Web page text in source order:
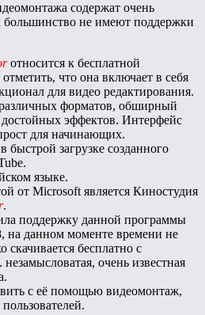
содержат очень
не имеют поддержки
относится к бесплатной
что она включает в себя
для видео редактирования.
форматов, обширный
достойных эффектов. Интерфейс
для начинающих.
загрузке созданного
языке.
от Microsoft является Киностудия
.
поддержку данной программы
на данном моменте времени не
скачивается бесплатно с
очень известная
с её помощью видеомонтаж,